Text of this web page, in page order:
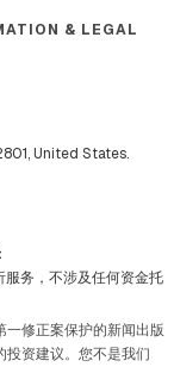
& LEGAL
United States.
务，不涉及任何资金托
修正案保护的新闻出版
投资建议。您不是我们